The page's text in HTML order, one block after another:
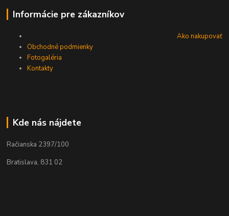
Informácie pre zákazníkov
Ako nakupovať
Obchodné podmienky
Fotogaléria
Kontakty
Kde nás nájdete
Račianska 2397/100
Bratislava, 831 02